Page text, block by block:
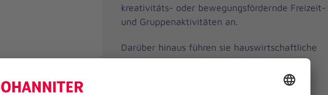
kreativitäts- oder bewegungsfördernde Freizeit-
und Gruppenaktivitäten an.
Darüber hinaus führen sie hauswirtschaftliche
Tätigkeiten aus, kochen und erledigen